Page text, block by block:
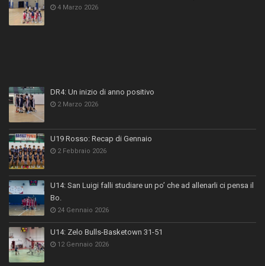
4 Marzo 2026
DR4: Un inizio di anno positivo
2 Marzo 2026
U19 Rosso: Recap di Gennaio
2 Febbraio 2026
U14: San Luigi falli studiare un po’ che ad allenarli ci pensa il
Bo.
24 Gennaio 2026
U14: Zelo Bulls-Basketown 31-51
12 Gennaio 2026